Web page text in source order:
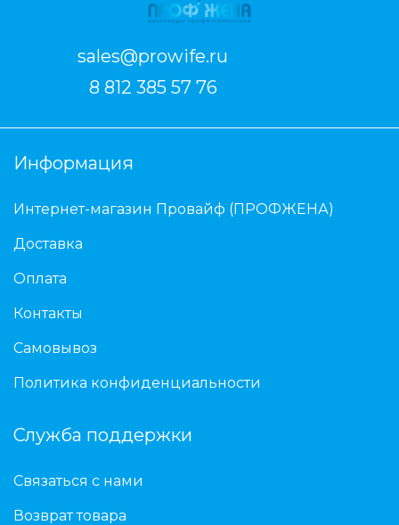
sales@prowife.ru
8 812 385 57 76
Информация
Интернет-магазин Провайф (ПРОФЖЕНА)
Доставка
Оплата
Контакты
Самовывоз
Политика конфиденциальности
Служба поддержки
Связаться с нами
Возврат товара